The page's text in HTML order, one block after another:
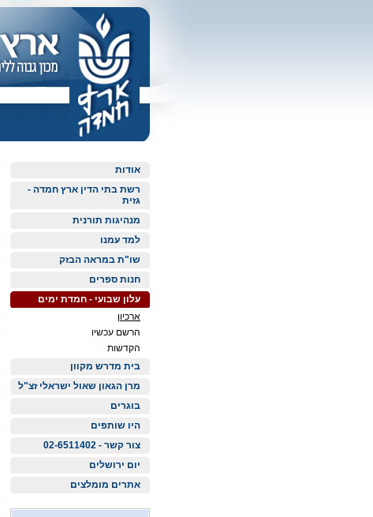
אודות
רשת בתי הדין ארץ חמדה -
גזית
מנהיגות תורנית
למד עמנו
שו"ת במראה הבזק
חנות ספרים
עלון שבועי - חמדת ימים
ארכיון
הרשם עכשיו
הקדשות
בית מדרש מקוון
מרן הגאון שאול ישראלי זצ"ל
בוגרים
היו שותפים
צור קשר - 02-6511402
יום ירושלים
אתרים מומלצים